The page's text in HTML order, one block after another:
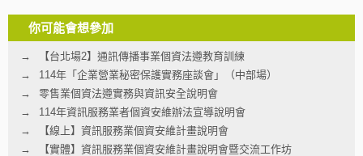
你可能會想參加
【台北場2】通訊傳播事業個資法遵教育訓練
114年「企業營業秘密保護實務座談會」（中部場）
零售業個資法遵實務與資訊安全說明會
114年資訊服務業者個資安維辦法宣導說明會
【線上】資訊服務業個資安維計畫說明會
【實體】資訊服務業個資安維計畫說明會暨交流工作坊